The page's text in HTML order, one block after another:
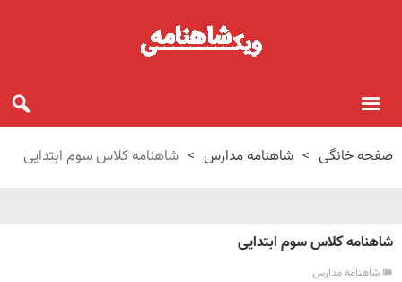
صفحه خانگی > شاهنامه مدارس > شاهنامه کلاس سوم ابتدایی
شاهنامه کلاس سوم ابتدایی
شاهنامه مدارس